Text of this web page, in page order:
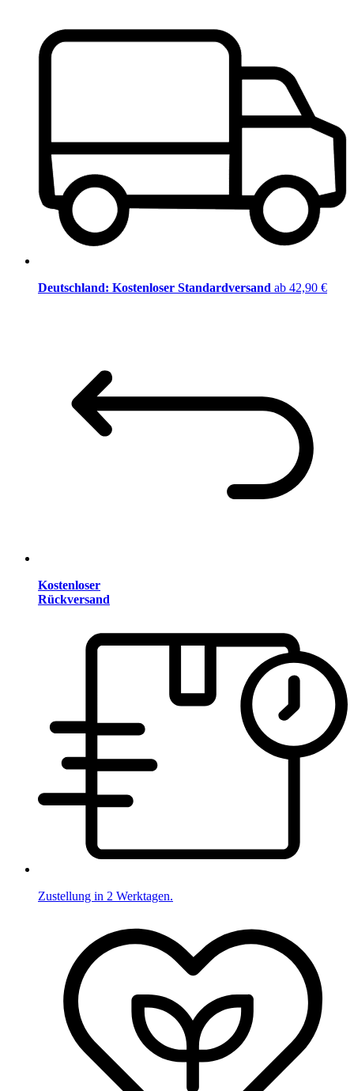
Deutschland: Kostenloser Standardversand ab 42,90 €
Kostenloser
Rückversand
Zustellung in 2 Werktagen.